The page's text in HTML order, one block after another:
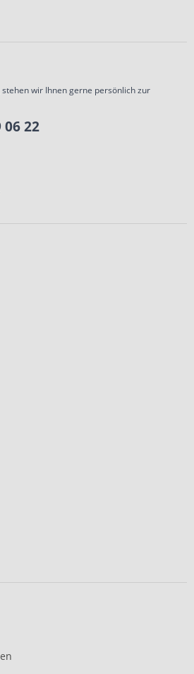
wir Ihnen gerne persönlich zur
06 22